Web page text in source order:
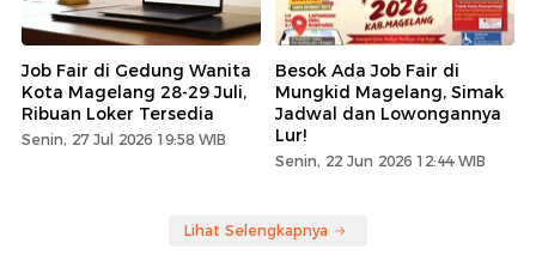
Job Fair di Gedung Wanita
Kota Magelang 28-29 Juli,
Ribuan Loker Tersedia
Senin, 27 Jul 2026 19:58 WIB
Besok Ada Job Fair di
Mungkid Magelang, Simak
Jadwal dan Lowongannya
Lur!
Senin, 22 Jun 2026 12:44 WIB
Lihat Selengkapnya